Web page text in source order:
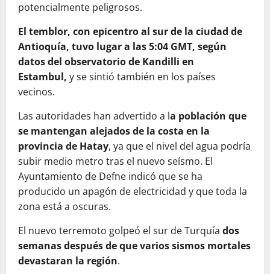
potencialmente peligrosos.
El temblor, con epicentro al sur de la ciudad de
Antioquía, tuvo lugar a las 5:04 GMT, según
datos del observatorio de Kandilli en
Estambul, y se sintió también en los países
vecinos.
Las autoridades han advertido a la población que
se mantengan alejados de la costa en la
provincia de Hatay, ya que el nivel del agua podría
subir medio metro tras el nuevo seísmo. El
Ayuntamiento de Defne indicó que se ha
producido un apagón de electricidad y que toda la
zona está a oscuras.
El nuevo terremoto golpeó el sur de Turquía dos
semanas después de que varios sismos mortales
devastaran la región.